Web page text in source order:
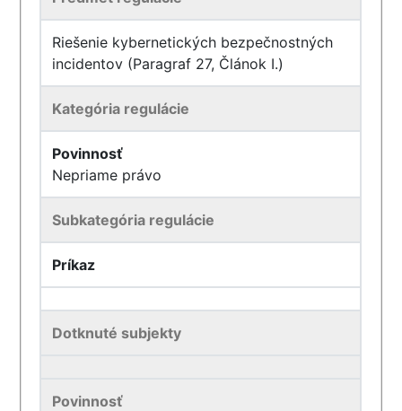
Riešenie kybernetických bezpečnostných
incidentov (Paragraf 27, Článok I.)
Kategória regulácie
Povinnosť
Nepriame právo
Subkategória regulácie
Príkaz
Dotknuté subjekty
Povinnosť